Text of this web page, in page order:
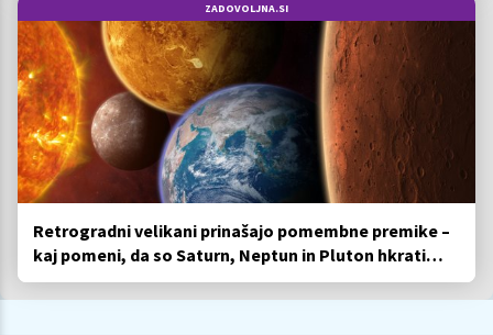
ZADOVOLJNA.SI
Retrogradni velikani prinašajo pomembne premike –
kaj pomeni, da so Saturn, Neptun in Pluton hkrati
retrogradni?